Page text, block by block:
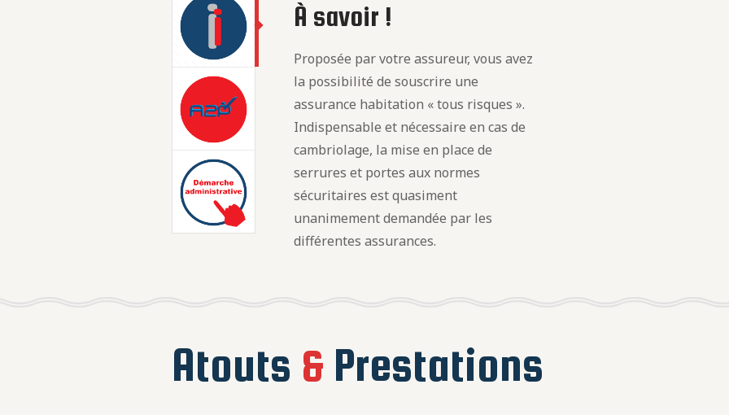
À savoir !
Proposée par votre assureur, vous avez
la possibilité de souscrire une
assurance habitation « tous risques ».
Indispensable et nécessaire en cas de
cambriolage, la mise en place de
serrures et portes aux normes
sécuritaires est quasiment
unanimement demandée par les
différentes assurances.
Atouts & Prestations